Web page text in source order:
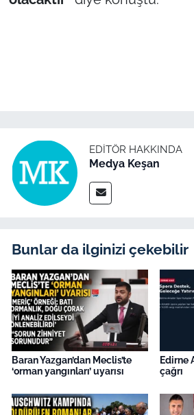
EDITÖR HAKKINDA
Medya Keşan
Bunlar da ilginizi çekebilir
Baran Yazgan’dan Meclis’te
‘orman yangınları’ uyarısı
Edirne
çağrı